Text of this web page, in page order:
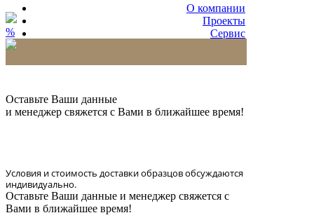
О компании
Проекты
Сервис
%
Оставьте Ваши данные
и менеджер свяжется с Вами в ближайшее время!
Условия и стоимость доставки образцов обсуждаются
индивидуально.
Оставьте Ваши данные и менеджер свяжется с
Вами в ближайшее время!